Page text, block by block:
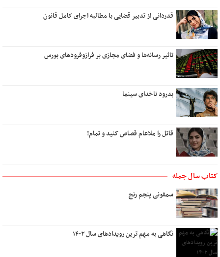
قدردانی از تدبیر قضایی با مطالبه اجرای کامل قانون
تاثیر رسانه‌ها و فضای مجازی بر فرازوفرودهای بورس
بدرود ناخدای سینما
قاتل را ملاعام قصاص کنید و تمام!
کتاب سال جمله
سمفونی پنجم رنج
نگاهی به مهم ترین رویدادهای سال ۱۴۰۲